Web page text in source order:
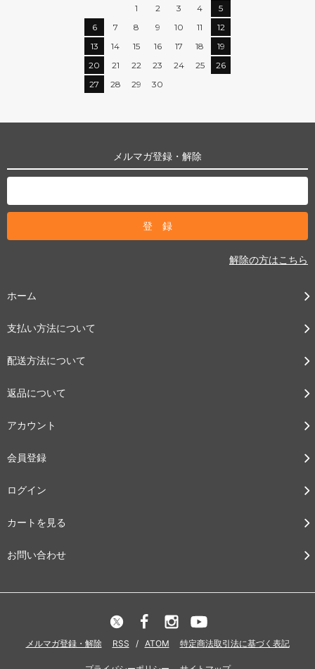
1
2 3 4
5
6
7 8 9 10 11
12
13
14 15 16 17 18
19
20
21 22 23 24 25
26
27
28 29 30
メルマガ登録・解除
解除の方はこちら
ホーム
支払い方法について
配送方法について
返品について
アカウント
会員登録
ログイン
カートを見る
お問い合わせ
メルマガ登録・解除 RSS / ATOM 特定商法取引法に基づく表記